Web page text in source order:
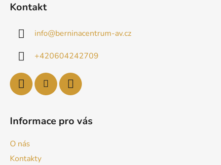
Kontakt
info@berninacentrum-av.cz
+420604242709
Informace pro vás
O nás
Kontakty